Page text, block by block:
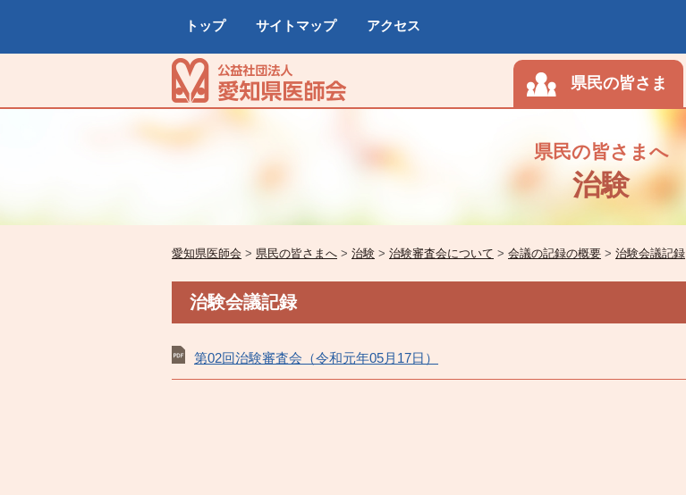
トップ サイトマップ アクセス
県民の皆さま
県民の皆さまへ
治験
愛知県医師会 > 県民の皆さまへ > 治験 > 治験審査会について > 会議の記録の概要 > 治験会議記録
治験会議記録
第02回治験審査会（令和元年05月17日）